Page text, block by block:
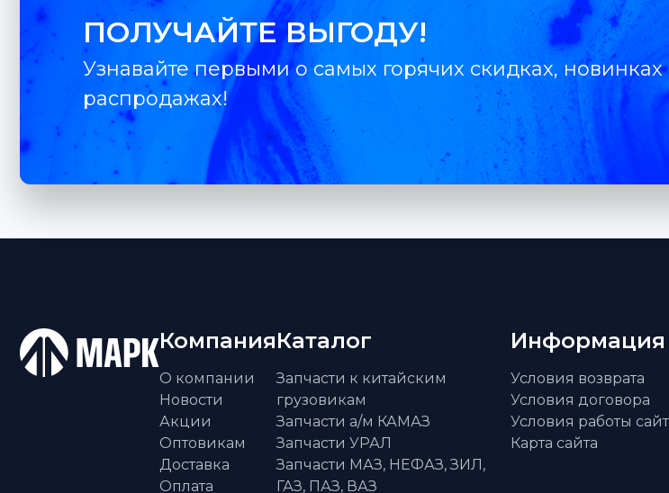
ПОЛУЧАЙТЕ ВЫГОДУ!
Узнавайте первыми о самых горячих скидках, новинках
распродажах!
Компания
О компании
Новости
Акции
Оптовикам
Доставка
Оплата
Каталог
Запчасти к китайским
грузовикам
Запчасти а/м КАМАЗ
Запчасти УРАЛ
Запчасти МАЗ, НЕФАЗ, ЗИЛ,
ГАЗ, ПАЗ, ВАЗ
Информация
Условия возврата
Условия договора
Условия работы
Карта сайта